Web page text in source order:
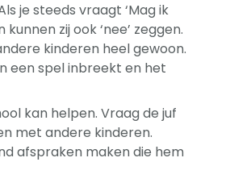
je steeds vraagt ‘Mag ik
zij ook ‘nee’ zeggen.
kinderen heel gewoon.
een spel inbreekt en het
kan helpen. Vraag de juf
met andere kinderen.
afspraken maken die hem